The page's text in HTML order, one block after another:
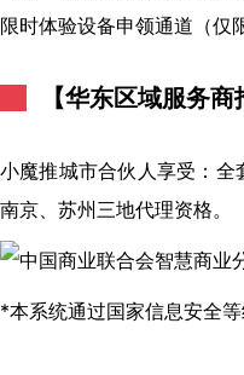
（请手
限时体验设备申领通道（仅
【华东区域服务商
小魔推城市合伙人享受：
南京、苏州三地代理资格。
*本系统通过国家信息安全